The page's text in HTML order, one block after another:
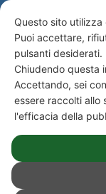
Telefono +39 051
ACCEDI |
Questo sito
Puoi accettare,
pulsanti desiderati.
Chiudendo questa
Accettando, sei
essere raccolti allo
l'efficacia della